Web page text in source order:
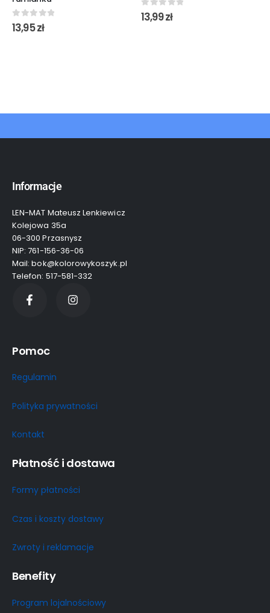
0out of 5
13,95zł
0out of 5
13,99zł
Informacje
LEN-MAT Mateusz Lenkiewicz
Kolejowa 35a
06-300 Przasnysz
NIP: 761-156-36-06
Mail: bok@kolorowykoszyk.pl
Telefon: 517-581-332
Pomoc
Regulamin
Polityka prywatności
Kontakt
Płatność i dostawa
Formy płatności
Czas i koszty dostawy
Zwroty i reklamacje
Benefity
Program lojalnościowy